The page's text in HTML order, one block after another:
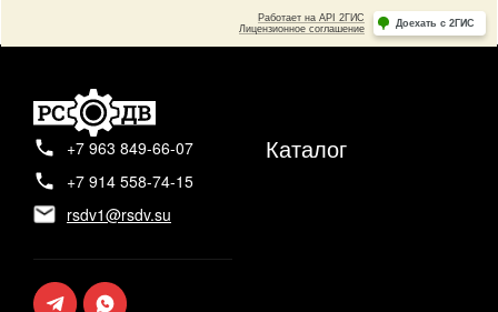
+7 963 849-66-07
+7 914 558-74-15
rsdv1@rsdv.su
Каталог